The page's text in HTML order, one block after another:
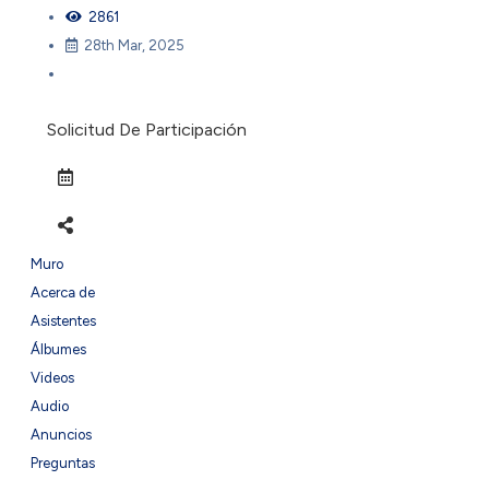
2861
28th Mar, 2025
Solicitud De Participación
Muro
Acerca de
Asistentes
Álbumes
Videos
Audio
Anuncios
Preguntas